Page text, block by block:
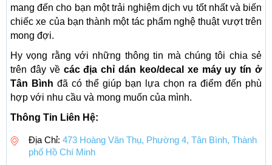
mang đến cho bạn một trải nghiệm dịch vụ tốt nhất và biến
chiếc xe của bạn thành một tác phẩm nghệ thuật vượt trên
mong đợi.
Hy vọng rằng với những thông tin mà chúng tôi chia sẻ
trên đây về các địa chỉ dán keo/decal xe máy uy tín ở
Tân Bình đã có thể giúp bạn lựa chọn ra điểm đến phù
hợp với nhu cầu và mong muốn của mình.
Thông Tin Liên Hệ:
Địa Chỉ: 473 Hoàng Văn Thụ, Phường 4, Tân Bình, Thành
phố Hồ Chí Minh